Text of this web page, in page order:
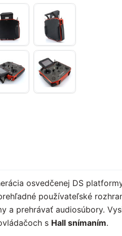
osvedčenej DS
používateľské
a prehrávať audiosúbory.
s Hall snímaním.